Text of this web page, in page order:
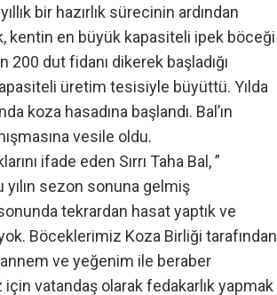
bir hazırlık sürecinin ardından
kentin en büyük kapasiteli ipek böceği
dut fidanı dikerek başladığı
üretim tesisiyle büyüttü. Yılda
koza hasadına başlandı. Bal’ın
vesile oldu.
ifade eden Sırrı Taha Bal, ”
yılın sezon sonuna gelmiş
tekrardan hasat yaptık ve
Böceklerimiz Koza Birliği tarafından
ve yeğenim ile beraber
vatandaş olarak fedakarlık yapmak